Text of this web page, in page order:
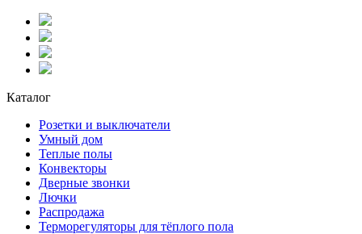
Каталог
Розетки и выключатели
Умный дом
Теплые полы
Конвекторы
Дверные звонки
Лючки
Распродажа
Терморегуляторы для тёплого пола